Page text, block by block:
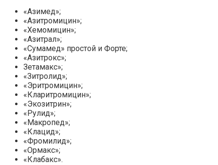
«Азимед»;
«Азитромицин»;
«Хемомицин»;
«Азитрал»;
«Сумамед» простой и Форте;
«Азитрокс»;
Зетамакс»;
«Зитролид»;
«Эритромицин»;
«Кларитромицин»;
«Экозитрин»;
«Рулид»;
«Макропед»;
«Клацид»;
«Фромилид»;
«Ормакс»;
«Клабакс».